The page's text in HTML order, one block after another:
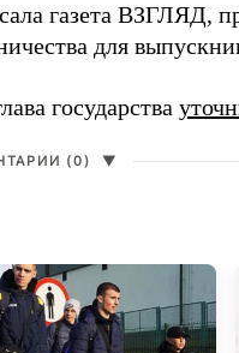
газета ВЗГЛЯД,
для
государства
(0) ▼